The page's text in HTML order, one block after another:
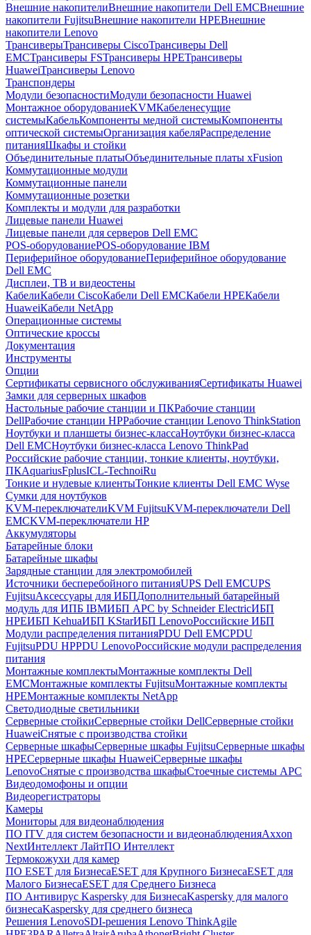
Внешние накопителиВнешние накопители Dell EMCВнешние
накопители FujitsuВнешние накопители HPEВнешние
накопители Lenovo
ТрансиверыТрансиверы CiscoТрансиверы Dell
EMCТрансиверы FSТрансиверы HPEТрансиверы
HuaweiТрансиверы Lenovo
Транспондеры
Модули безопасностиМодули безопасности Huawei
Монтажное оборудованиеKVMКабеленесущие
системыКабельКомпоненты медной системыКомпоненты
оптической системыОрганизация кабеляРаспределение
питанияШкафы и стойки
Объединительные платыОбъединительные платы xFusion
Коммутационные модули
Коммутационные панели
Коммутационные розетки
Комплекты и модули для разработки
Лицевые панели Huawei
Лицевые панели для серверов Dell EMC
POS-оборудованиеPOS-оборудование IBM
Периферийное оборудованиеПериферийное оборудование
Dell EMC
Дисплеи, ТВ и видеостены
КабелиКабели CiscoКабели Dell EMCКабели HPEКабели
HuaweiКабели NetApp
Операционные системы
Оптические кроссы
Документация
Инструменты
Опции
Сертификаты сервисного обслуживанияСертификаты Huawei
Замки для серверных шкафов
Настольные рабочие станции и ПКРабочие станции
DellРабочие станции HPРабочие станции Lenovo ThinkStation
Ноутбуки и планшеты бизнес-классаНоутбуки бизнес-класса
Dell EMCНоутбуки бизнес-класса Lenovo ThinkPad
Российские рабочие станции, тонкие клиенты, ноутбуки,
ПКAquariusFplusICL-TechnoiRu
Тонкие и нулевые клиентыТонкие клиенты Dell EMC Wyse
Сумки для ноутбуков
KVM-переключателиKVM FujitsuKVM-переключатели Dell
EMCKVM-переключатели HP
Аккумуляторы
Батарейные блоки
Батарейные шкафы
Зарядные станции для электромобилей
Источники бесперебойного питанияUPS Dell EMCUPS
FujitsuАксессуары для ИБПДополнительный батарейный
модуль для ИПБ IBMИБП APC by Schneider ElectricИБП
HPEИБП KehuaИБП KStarИБП LenovoРоссийские ИБП
Модули распределения питанияPDU Dell EMCPDU
FujitsuPDU HPPDU LenovoРоссийские модули распределения
питания
Монтажные комплектыМонтажные комплекты Dell
EMCМонтажные комплекты FujitsuМонтажные комплекты
HPEМонтажные комплекты NetApp
Светодиодные светильники
Серверные стойкиСерверные стойки DellСерверные стойки
HuaweiСнятые с производства стойки
Серверные шкафыСерверные шкафы FujitsuСерверные шкафы
HPEСерверные шкафы HuaweiСерверные шкафы
LenovoСнятые с производства шкафыСтоечные системы APC
Видеодомофоны и опции
Видеорегистраторы
Камеры
Мониторы для видеонаблюдения
ПО ITV для систем безопасности и видеонаблюденияAxxon
NextИнтеллект ЛайтПО Интеллект
Термокожухи для камер
ПО ESET для БизнесаESET для Крупного БизнесаESET для
Малого БизнесаESET для Среднего Бизнеса
ПО Антивирус Kaspersky для БизнесаKaspersky для малого
бизнесаKaspersky для среднего бизнеса
Решения LenovoSDI-решения Lenovo ThinkAgile